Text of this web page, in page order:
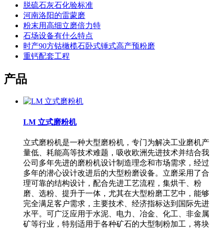
脱硫石灰石化验标准
河南洛阳的雷蒙磨
粉末用高细立磨倍力特
石场设备有什么特点
时产90方钴橄榄石卧式锤式高产预粉磨
重钙配套工程
产品
LM 立式磨粉机
立式磨粉机是一种大型磨粉机，专门为解决工业磨机产
量低、耗能高等技术难题，吸收欧洲先进技术并结合我
公司多年先进的磨粉机设计制造理念和市场需求，经过
多年的潜心设计改进后的大型粉磨设备。立磨采用了合
理可靠的结构设计，配合先进工艺流程，集烘干、粉
磨、选粉、提升于一体，尤其在大型粉磨工艺中，能够
完全满足客户需求，主要技术、经济指标达到国际先进
水平。可广泛应用于水泥、电力、冶金、化工、非金属
矿等行业，特别适用于各种矿石的大型制粉加工，将块